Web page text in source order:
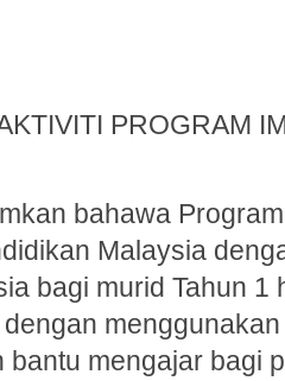
PROGRAM
bahawa
Malaysia
bagi murid Tahun
bantu mengajar bagi